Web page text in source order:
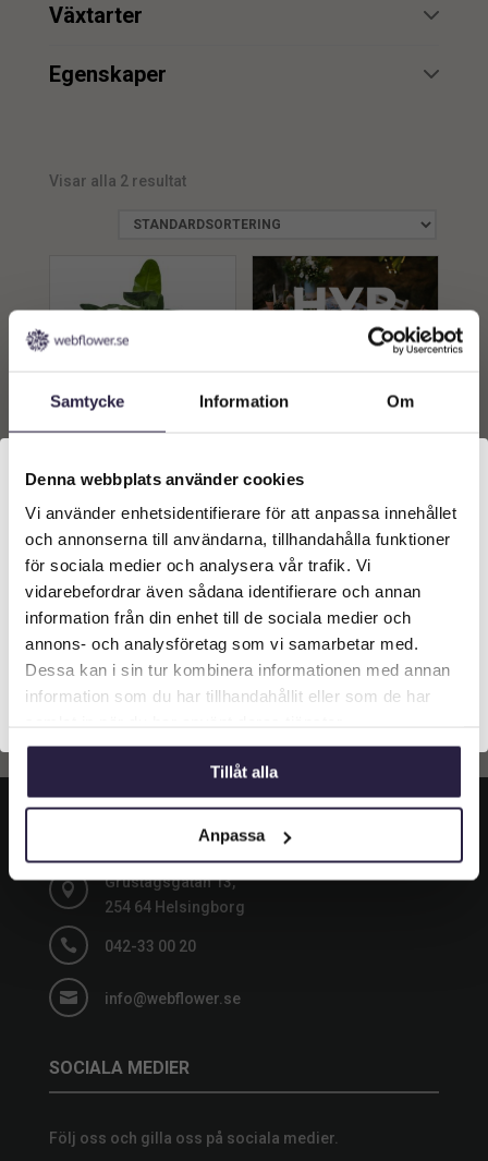
Samtycke Information Om
Denna webbplats använder cookies
Vi använder enhetsidentifierare för att anpassa innehållet
och annonserna till användarna, tillhandahålla funktioner
för sociala medier och analysera vår trafik. Vi
vidarebefordrar även sådana identifierare och annan
information från din enhet till de sociala medier och
annons- och analysföretag som vi samarbetar med.
Dessa kan i sin tur kombinera informationen med annan
information som du har tillhandahållit eller som de har
Tillåt alla
Anpassa
min. max.
Växtarter
Egenskaper
Visar alla 2 resultat
storbladig Grön 220 cm
6539kr
Lägg till i
varukorg
5000kr
Lägg till i
varukorg
KONTAKT

Grustagsgatan 13,
254 64 Helsingborg
 042-33 00 20
 info@webflower.se
SOCIALA MEDIER
Följ oss och gilla oss på sociala medier.
Välkommen till Webflower
Vilken typ av kund är du? Du kan alltid justera ditt val
längst upp på sidan.
Företagskund (exkl. moms)
Privatkund (inkl. moms)